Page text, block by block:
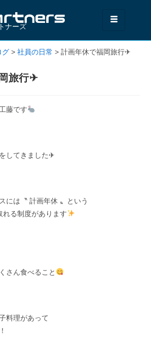
ナーズ
グ > 社員の日常 > 計画年休で福岡旅行✈
旅行✈
藤です
してきました✈
には〝 計画年休 〟という
れる制度があります
さん食べること
料理があって